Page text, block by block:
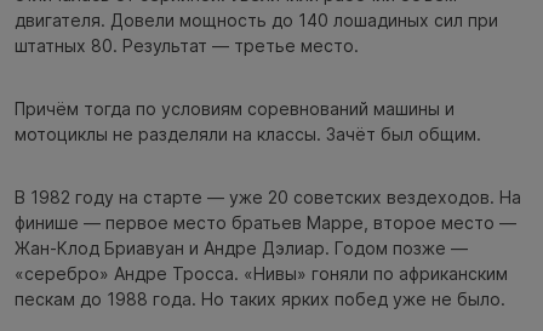
двигателя. Довели мощность до 140 лошадиных сил при
штатных 80. Результат — третье место.
Причём тогда по условиям соревнований машины и
мотоциклы не разделяли на классы. Зачёт был общим.
В 1982 году на старте — уже 20 советских вездеходов. На
финише — первое место братьев Марре, второе место —
Жан-Клод Бриавуан и Андре Дэлиар. Годом позже —
«серебро» Андре Тросса. «Нивы» гоняли по африканским
пескам до 1988 года. Но таких ярких побед уже не было.